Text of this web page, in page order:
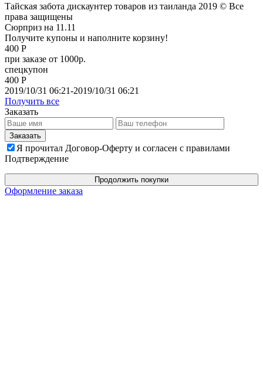
Тайская забота дискаунтер товаров из таиланда 2019 © Все
права защищены
Сюрприз на 11.11
Получите купоны и наполните корзину!
400 Р
при заказе от 1000р.
спецкупон
400 Р
2019/10/31 06:21-2019/10/31 06:21
Получить все
Заказать
Я прочитал Договор-Оферту и согласен с правилами
Подтверждение
Продолжить покупки
Оформление заказа